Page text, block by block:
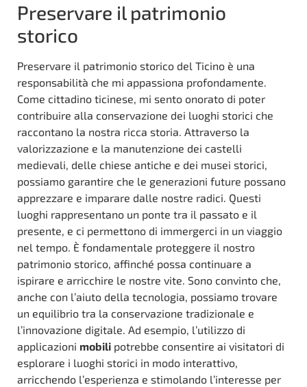
Preservare il patrimonio
storico
Preservare il patrimonio storico del Ticino è una
responsabilità che mi appassiona profondamente.
Come cittadino ticinese, mi sento onorato di poter
contribuire alla conservazione dei luoghi storici che
raccontano la nostra ricca storia. Attraverso la
valorizzazione e la manutenzione dei castelli
medievali, delle chiese antiche e dei musei storici,
possiamo garantire che le generazioni future possano
apprezzare e imparare dalle nostre radici. Questi
luoghi rappresentano un ponte tra il passato e il
presente, e ci permettono di immergerci in un viaggio
nel tempo. È fondamentale proteggere il nostro
patrimonio storico, affinché possa continuare a
ispirare e arricchire le nostre vite. Sono convinto che,
anche con l’aiuto della tecnologia, possiamo trovare
un equilibrio tra la conservazione tradizionale e
l’innovazione digitale. Ad esempio, l’utilizzo di
applicazioni mobili potrebbe consentire ai visitatori di
esplorare i luoghi storici in modo interattivo,
arricchendo l’esperienza e stimolando l’interesse per